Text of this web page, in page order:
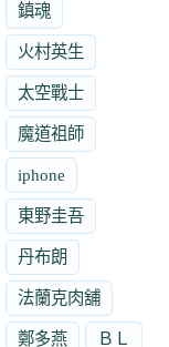
鎮魂
火村英生
太空戰士
魔道祖師
iphone
東野圭吾
丹布朗
法蘭克肉舖
鄭多燕 ＢＬ